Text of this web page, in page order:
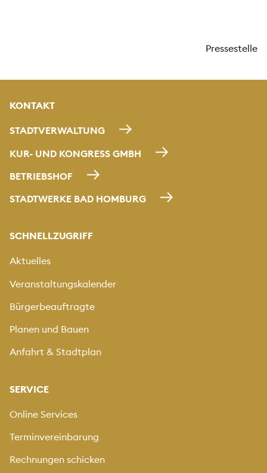
Pressestelle
KONTAKT
STADTVERWALTUNG
KUR- UND KONGRESS GMBH
BETRIEBSHOF
STADTWERKE BAD HOMBURG
SCHNELLZUGRIFF
Aktuelles
Veranstaltungskalender
Bürgerbeauftragte
Planen und Bauen
Anfahrt & Stadtplan
SERVICE
Online Services
Terminvereinbarung
Rechnungen schicken